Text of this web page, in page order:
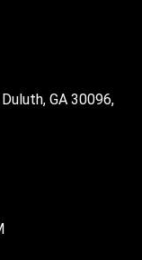
GA 30096,